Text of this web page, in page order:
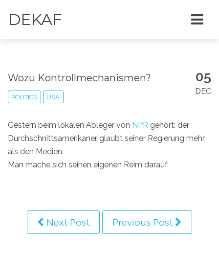
DEKAF
05
DEC
Wozu Kontrollmechanismen?
POLITICS USA
Gestern beim lokalen Ableger von NPR gehört: der
Durchschnittsamerikaner glaubt seiner Regierung mehr
als den Medien.
Man mache sich seinen eigenen Reim darauf.
Next Post Previous Post